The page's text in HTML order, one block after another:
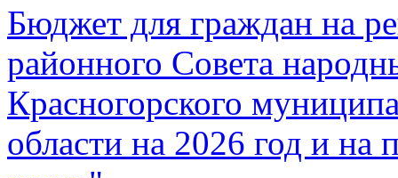
Бюджет для граждан на
районного Совета
Красногорского
области на 2026 год и